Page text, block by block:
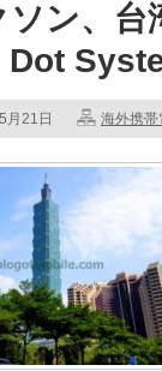
ソン、台
月21日 海外携帯